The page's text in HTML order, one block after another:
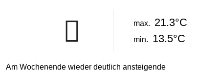
max. 21.3°C
min. 13.5°C
Am Wochenende wieder deutlich ansteigende